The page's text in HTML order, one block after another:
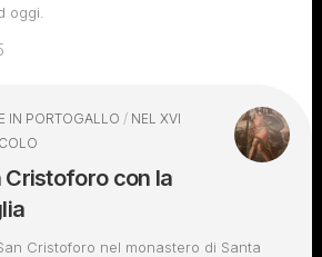
oggi.
IN PORTOGALLO / NEL XVI
Cristoforo con la
Cristoforo nel monastero di Santa